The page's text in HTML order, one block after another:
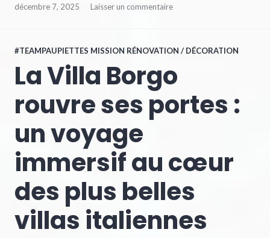
décembre 7, 2025 Laisser un commentaire
#TEAMPAUPIETTES MISSION RÉNOVATION / DÉCORATION
La Villa Borgo
rouvre ses portes :
un voyage
immersif au cœur
des plus belles
villas italiennes